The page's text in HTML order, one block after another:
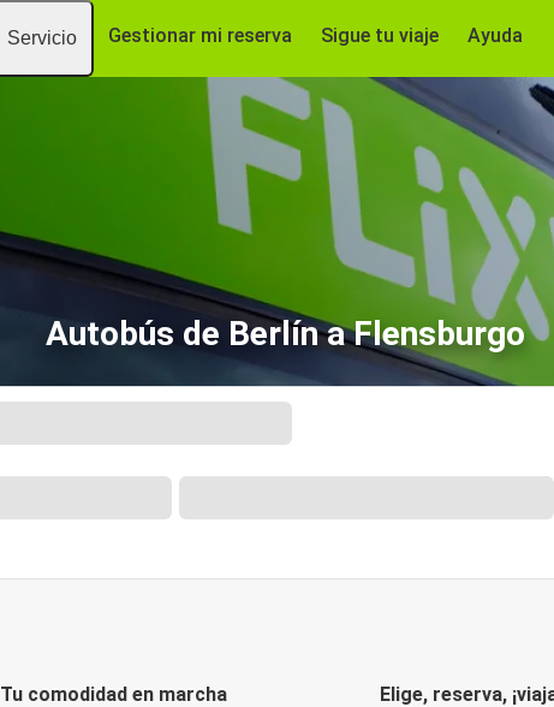
Servicio Gestionar mi reserva Sigue tu viaje Ayuda
Autobús de Berlín a Flensburgo
Tu comodidad en marcha Elige, reserva,